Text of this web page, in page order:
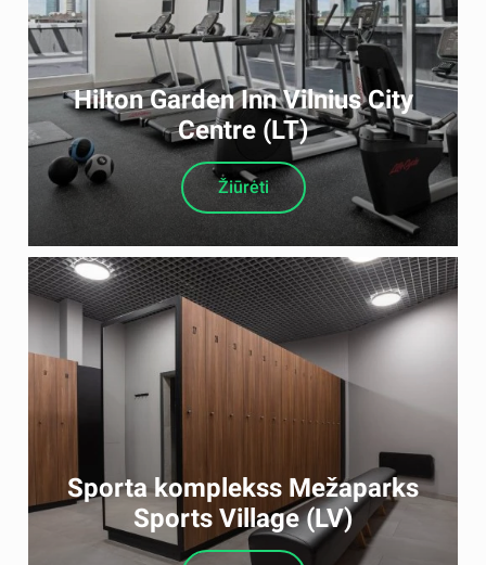
Hilton Garden Inn Vilnius City
Centre (LT)
Žiūrėti
Sporta komplekss Mežaparks
Sports Village (LV)